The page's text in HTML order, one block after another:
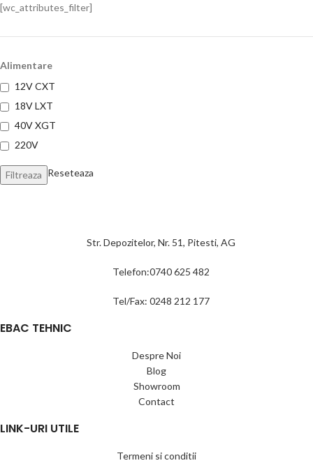
[wc_attributes_filter]
Alimentare
12V CXT
18V LXT
40V XGT
220V
Filtreaza Reseteaza
Str. Depozitelor, Nr. 51, Pitesti, AG
Telefon:0740 625 482
Tel/Fax: 0248 212 177
EBAC TEHNIC
Despre Noi
Blog
Showroom
Contact
LINK-URI UTILE
Termeni si conditii